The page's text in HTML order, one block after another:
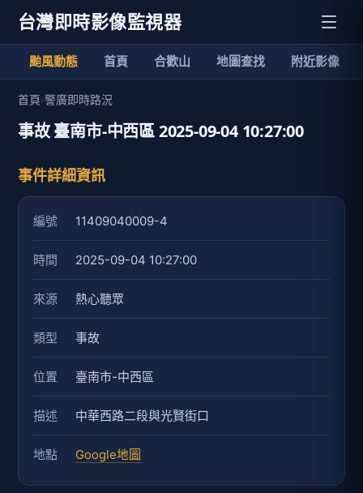
台灣即時影像監視器
颱風動態 首頁 合歡山 地圖查找 附近影像
首頁›警廣即時路況
事故 臺南市-中西區 2025-09-04 10:27:00
事件詳細資訊
編號 11409040009-4
時間 2025-09-04 10:27:00
來源 熱心聽眾
類型 事故
位置 臺南市-中西區
描述 中華西路二段與光賢街口
地點 Google地圖